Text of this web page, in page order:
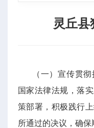
灵丘
（一）宣传贯
国家法律法规，落
策部署，积极践行
所通过的决议，确保